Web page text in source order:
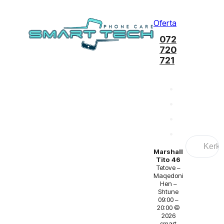
Oferta
072
720
721
Marshall
Tito 46
Tetove –
Maqedoni
Hen –
Shtune
09:00 –
20:00 ©
2026
Search
...